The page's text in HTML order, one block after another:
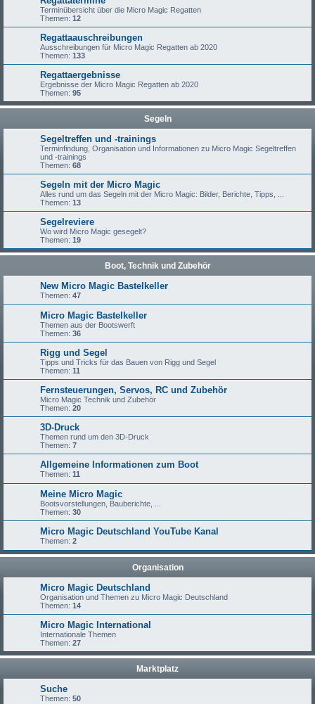
Terminübersicht über die Micro Magic Regatten
Themen: 12
Regattaauschreibungen
Ausschreibungen für Micro Magic Regatten ab 2020
Themen: 133
Regattaergebnisse
Ergebnisse der Micro Magic Regatten ab 2020
Themen: 95
Segeln
Segeltreffen und -trainings
Terminfindung, Organisation und Informationen zu Micro Magic Segeltreffen
und -trainings
Themen: 68
Segeln mit der Micro Magic
Alles rund um das Segeln mit der Micro Magic: Bilder, Berichte, Tipps, ...
Themen: 13
Segelreviere
Wo wird Micro Magic gesegelt?
Themen: 19
Boot, Technik und Zubehör
New Micro Magic Bastelkeller
Themen: 47
Micro Magic Bastelkeller
Themen aus der Bootswerft
Themen: 36
Rigg und Segel
Tipps und Tricks für das Bauen von Rigg und Segel
Themen: 11
Fernsteuerungen, Servos, RC und Zubehör
Micro Magic Technik und Zubehör
Themen: 20
3D-Druck
Themen rund um den 3D-Druck
Themen: 7
Allgemeine Informationen zum Boot
Themen: 11
Meine Micro Magic
Bootsvorstellungen, Bauberichte, ...
Themen: 30
Micro Magic Deutschland YouTube Kanal
Themen: 2
Organisation
Micro Magic Deutschland
Organisation und Themen zu Micro Magic Deutschland
Themen: 14
Micro Magic International
Internationale Themen
Themen: 27
Marktplatz
Suche
Themen: 50